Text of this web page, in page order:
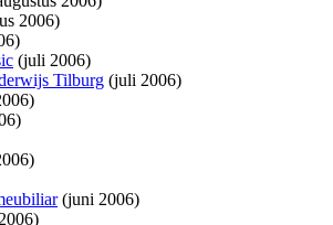
2006)
(juli 2006)
Tilburg (juli 2006)
(juni 2006)